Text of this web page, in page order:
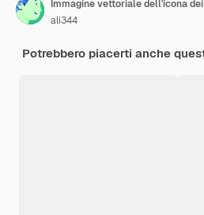
ali344
Potrebbero piacerti anche